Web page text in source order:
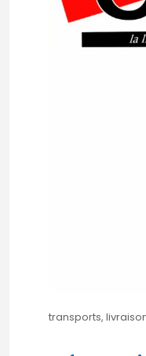
transports,